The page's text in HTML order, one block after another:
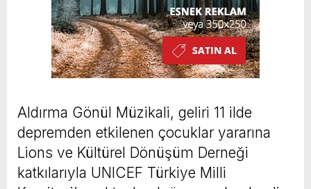
Aldırma Gönül Müzikali, geliri 11 ilde
depremden etkilenen çocuklar yararına
Lions ve Kültürel Dönüşüm Derneği
katkılarıyla UNICEF Türkiye Milli